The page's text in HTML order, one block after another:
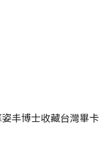
丰博士收藏台灣畢卡